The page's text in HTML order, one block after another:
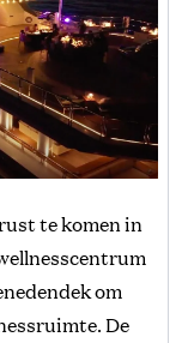
te komen in
om
De